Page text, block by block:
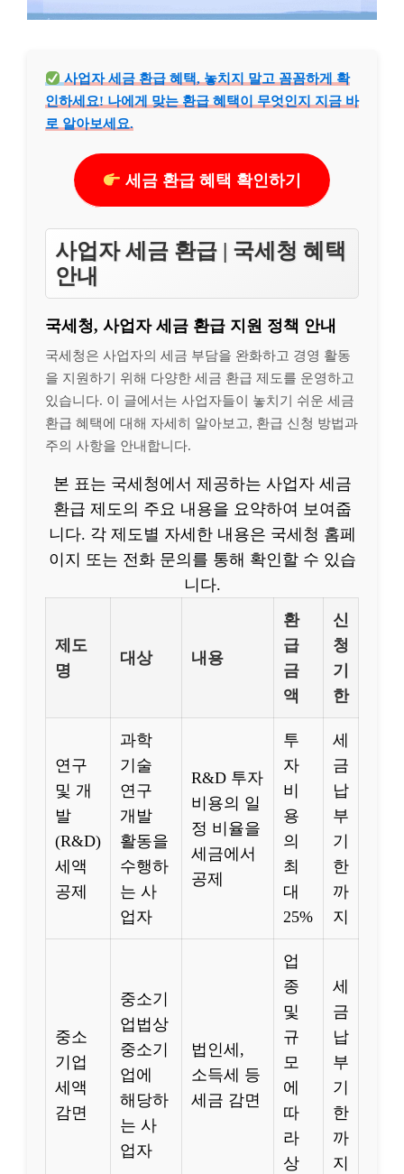
사업자 세금 환급 혜택, 놓치지 말고 꼼꼼하게 확
인하세요! 나에게 맞는 환급 혜택이 무엇인지 지금 바
로 알아보세요.
세금 환급 혜택 확인하기
사업자 세금 환급 | 국세청 혜택
안내
국세청, 사업자 세금 환급 지원 정책 안내
국세청은 사업자의 세금 부담을 완화하고 경영 활동
을 지원하기 위해 다양한 세금 환급 제도를 운영하고
있습니다. 이 글에서는 사업자들이 놓치기 쉬운 세금
환급 혜택에 대해 자세히 알아보고, 환급 신청 방법과
주의 사항을 안내합니다.
본 표는 국세청에서 제공하는 사업자 세금
환급 제도의 주요 내용을 요약하여 보여줍
니다. 각 제도별 자세한 내용은 국세청 홈페
이지 또는 전화 문의를 통해 확인할 수 있습
니다.
제도
명
대상 내용
환
급
금
액
신
청
기
한
연구
및 개
발
(R&D)
세액
공제
과학
기술
연구
개발
활동을
수행하
는 사
업자
R&D 투자
비용의 일
정 비율을
세금에서
공제
투
자
비
용
의
최
대
25%
세
금
납
부
기
한
까
지
중소
기업
세액
감면
중소기
업법상
중소기
업에
해당하
는 사
업자
법인세,
소득세 등
세금 감면
업
종
및
규
모
에
따
라
상
세
금
납
부
기
한
까
지